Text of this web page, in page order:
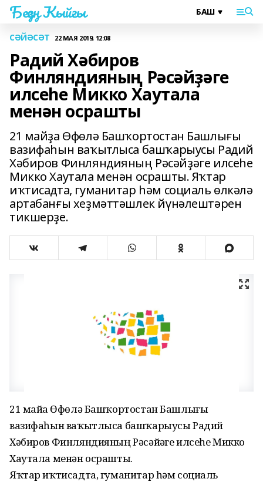
Беҙҙең Ҡыйғы
СӘЙӘСӘТ 22 МАЯ 2019, 12:08
Радий Хәбиров
Финляндияның Рәсәйҙәге
илсеһе Микко Хаутала
менән осрашты
21 майҙа Өфөлә Башҡортостан Башлығы
вазифаһын ваҡытлыса башҡарыусы Радий
Хәбиров Финляндияның Рәсәйҙәге илсеһе
Микко Хаутала менән осрашты. Яҡтар
иҡтисадта, гуманитар һәм социаль өлкәлә
артабанғы хеҙмәттәшлек йүнәлештәрен
тикшерҙе.
21 майҙа Өфөлә Башҡортостан Башлығы
вазифаһын ваҡытлыса башҡарыусы Радий
Хәбиров Финляндияның Рәсәйҙәге илсеһе Микко
Хаутала менән осрашты.
Яҡтар иҡтисадта, гуманитар һәм социаль